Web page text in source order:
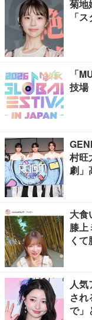
菊地
「
「
技場
村旺
劇」
大食
膝上
く
人
さ
で」